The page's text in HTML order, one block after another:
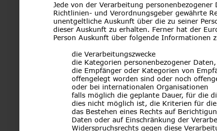
Jede von der Verarbeitung
Richtlinien- und Verordnungsgeber gewährte
unentgeltliche Auskunft über die zu seiner
dieser Auskunft zu erhalten. Ferner hat der
Person Auskunft über folgende Informationen
die Verarbeitungszwecke
die Kategorien personenbezogener
die Empfänger oder Kategorien von
offengelegt worden sind oder noch
oder bei internationalen Organisationen
falls möglich die geplante Dauer, für die
dies nicht möglich ist, die Kriterien für
das Bestehen eines Rechts auf
Daten oder auf Einschränkung der
Widerspruchsrechts gegen diese